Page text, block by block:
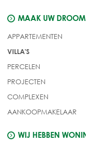
MAAK UW
APPARTEMENTEN
VILLA'S
PERCELEN
PROJECTEN
COMPLEXEN
AANKOOPMAKELAAR
WIJ HEBBEN